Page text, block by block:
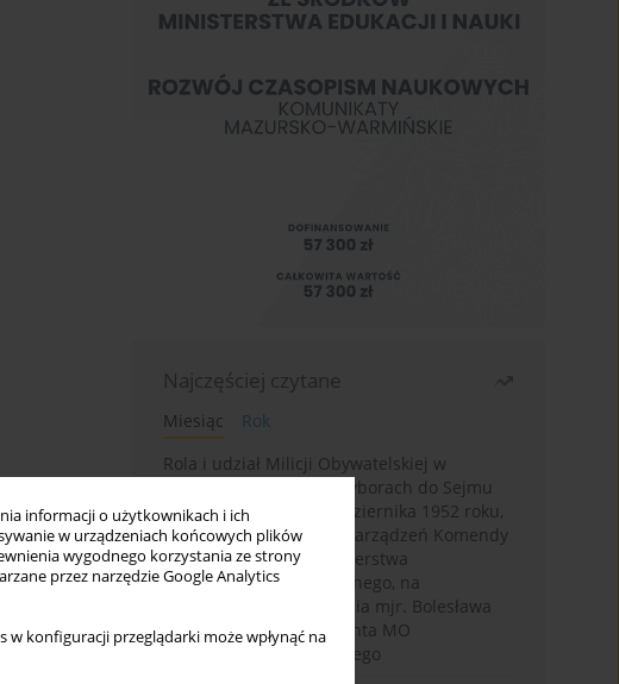
informacji o użytkownikach i ich
w urządzeniach końcowych plików
wygodnego korzystania ze strony
przez narzędzie Google Analytics
w konfiguracji przeglądarki może wpłynąć na
Najczęściej czytane
Miesiąc
Rok
Rola i udział Milicji Obywatelskiej w
kampanii wyborczej i wyborach do Sejmu
PRL I kadencji z 26 października 1952 roku,
w świetle wytycznych i zarządzeń Komendy
Głównej MO oraz Ministerstwa
Bezpieczeństwa Publicznego, na
przykładzie sprawozdania mjr. Bolesława
Wyszyńskiego komendanta MO
województwa olsztyńskiego